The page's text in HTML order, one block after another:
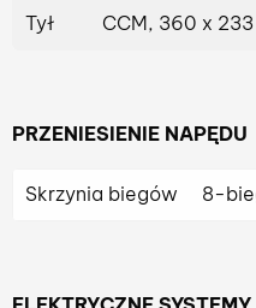
Tył CCM, 360 x
PRZENIESIENIE NAPĘDU
Skrzynia biegów 8-